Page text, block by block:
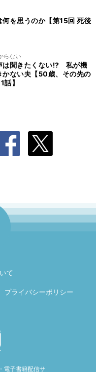
を思うのか【第15回 死後
らない
は聞きたくない⁉ 私が機
かない夫【50歳、その先の
】
て
プライバシーポリシー
電子書籍配信サ